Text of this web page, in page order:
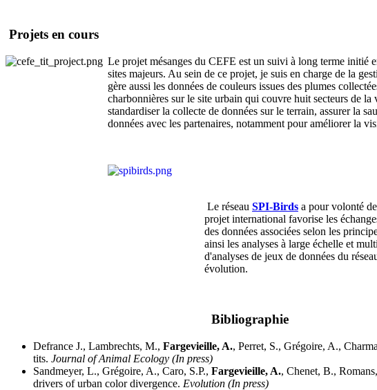
Projets en cours
Le projet mésanges du CEFE est un suivi à long terme initié
sites majeurs. Au sein de ce projet, je suis en charge de la
gère aussi les données de couleurs issues des plumes
charbonnières sur le site urbain qui couvre huit secteurs de
standardiser la collecte de données sur le terrain, assurer la
données avec les partenaires, notamment pour améliorer la
Le réseau SPI-Birds a pour volonté
projet international favorise les
des données associées selon les
ainsi les analyses à large échelle et
d'analyses de jeux de données du
évolution.
Bibliographie
Defrance J., Lambrechts, M., Fargevieille, A., Perret, S., Grégoire, A.,
tits. Journal of Animal Ecology (In press)
Sandmeyer, L., Grégoire, A., Caro, S.P., Fargevieille, A., Chenet, B.,
drivers of urban color divergence. Evolution (In press)